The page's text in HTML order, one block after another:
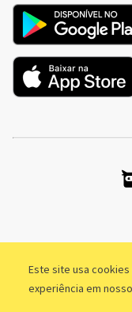
Este site usa
experiência em